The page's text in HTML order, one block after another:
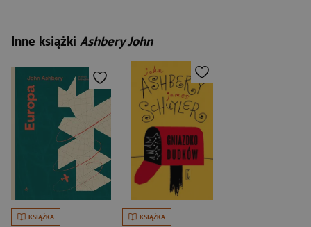
Inne książki Ashbery John
KSIĄŻKA KSIĄŻKA